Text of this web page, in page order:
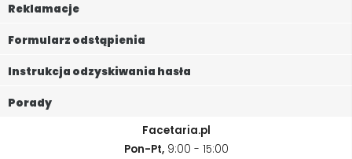
Reklamacje
Formularz odstąpienia
Instrukcja odzyskiwania hasła
Porady
Facetaria.pl
Pon-Pt,9:00 - 15:00